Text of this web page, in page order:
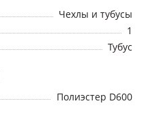
Чехлы и тубусы
1
Тубус
Полиэстер D600